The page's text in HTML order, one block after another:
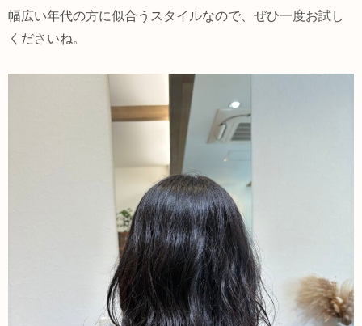
幅広い年代の方に似合うスタイルなので、ぜひ一度お試し
くださいね。